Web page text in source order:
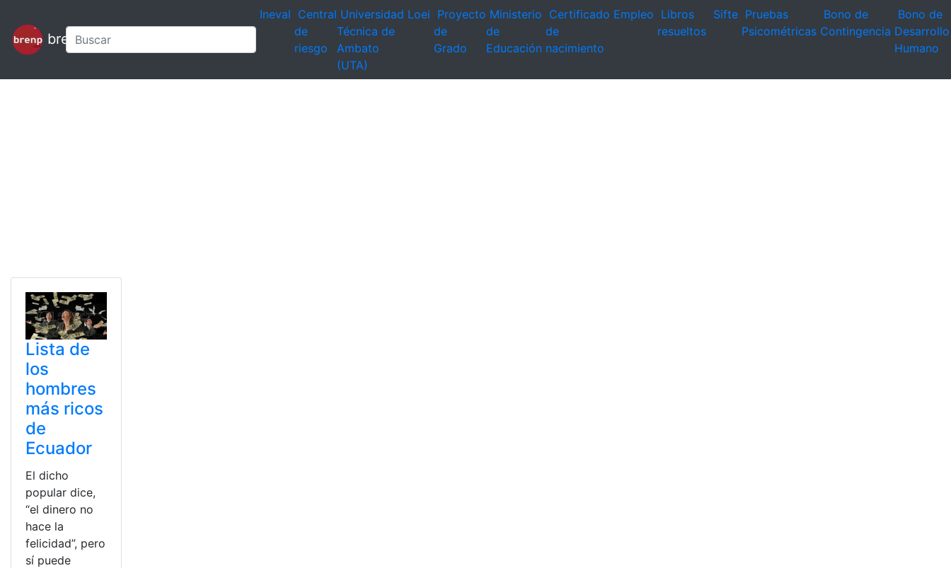
brenp
Ineval Central
de
riesgo
Universidad
Técnica de
Ambato
(UTA)
Loei Proyecto
de
Grado
Ministerio
de
Educación
Certificado
de
nacimiento
Empleo Libros
resueltos
Sifte Pruebas
Psicométricas
Bono de
Contingencia
Bono de
Desarrollo
Humano
Lista de
los
hombres
más ricos
de
Ecuador
El dicho
popular dice,
“el dinero no
hace la
felicidad”, pero
sí puede